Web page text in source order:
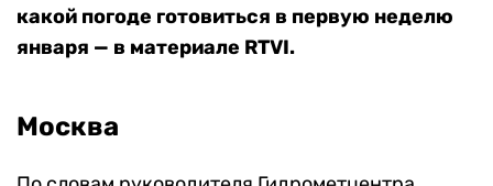
какой погоде готовиться в первую неделю
января — в материале RTVI.
Москва